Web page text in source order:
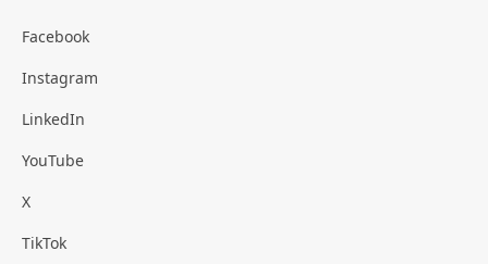
Facebook
Instagram
LinkedIn
YouTube
X
TikTok